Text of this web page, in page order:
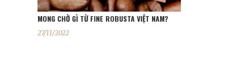
MONG CHỜ GÌ TỪ FINE ROBUSTA VIỆT NAM?
27/11/2022